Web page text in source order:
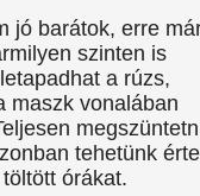
jó barátok, erre
szinten is
a rúzs,
maszk vonalában
tehetünk
órákat.